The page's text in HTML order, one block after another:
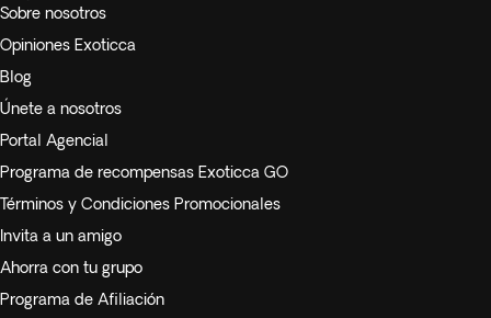
Sobre nosotros
Opiniones Exoticca
Blog
Únete a nosotros
Portal Agencial
Programa de recompensas Exoticca GO
Términos y Condiciones Promocionales
Invita a un amigo
Ahorra con tu grupo
Programa de Afiliación